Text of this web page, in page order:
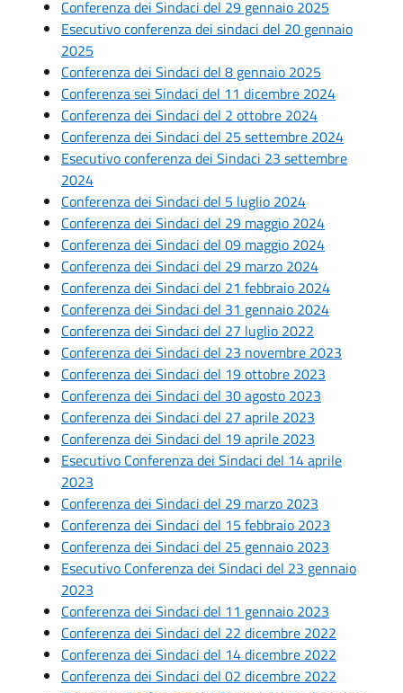
Conferenza dei Sindaci del 29 gennaio 2025
Esecutivo conferenza dei sindaci del 20 gennaio
2025
Conferenza dei Sindaci del 8 gennaio 2025
Conferenza sei Sindaci del 11 dicembre 2024
Conferenza dei Sindaci del 2 ottobre 2024
Conferenza dei Sindaci del 25 settembre 2024
Esecutivo conferenza dei Sindaci 23 settembre
2024
Conferenza dei Sindaci del 5 luglio 2024
Conferenza dei Sindaci del 29 maggio 2024
Conferenza dei Sindaci del 09 maggio 2024
Conferenza dei Sindaci del 29 marzo 2024
Conferenza dei Sindaci del 21 febbraio 2024
Conferenza dei Sindaci del 31 gennaio 2024
Conferenza dei Sindaci del 27 luglio 2022
Conferenza dei Sindaci del 23 novembre 2023
Conferenza dei Sindaci del 19 ottobre 2023
Conferenza dei Sindaci del 30 agosto 2023
Conferenza dei Sindaci del 27 aprile 2023
Conferenza dei Sindaci del 19 aprile 2023
Esecutivo Conferenza dei Sindaci del 14 aprile
2023
Conferenza dei Sindaci del 29 marzo 2023
Conferenza dei Sindaci del 15 febbraio 2023
Conferenza dei Sindaci del 25 gennaio 2023
Esecutivo Conferenza dei Sindaci del 23 gennaio
2023
Conferenza dei Sindaci del 11 gennaio 2023
Conferenza dei Sindaci del 22 dicembre 2022
Conferenza dei Sindaci del 14 dicembre 2022
Conferenza dei Sindaci del 02 dicembre 2022